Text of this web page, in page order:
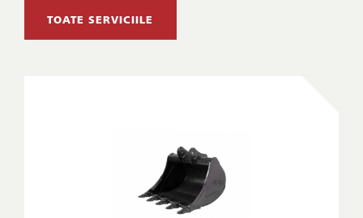
TOATE SERVICIILE